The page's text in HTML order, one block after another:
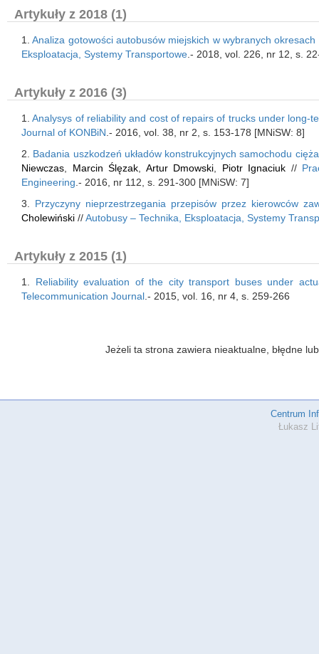
Artykuły z 2018 (1)
1.Analiza gotowości autobusów miejskich w wybranych okresach
Eksploatacja, Systemy Transportowe .- 2018, vol. 226, nr 12, s.
Artykuły z 2016 (3)
1.Analysys of reliability and cost of repairs of trucks under long-
Journal of KONBiN .- 2016, vol. 38, nr 2, s. 153-178 [MNiSW: 8]
2. Badania uszkodzeń układów konstrukcyjnych samochodu
Niewczas
Marcin Ślęzak Artur Dmowski Piotr Ignaciuk //
Engineering .- 2016, nr 112, s. 291-300 [MNiSW: 7]
3. Przyczyny nieprzestrzegania przepisów przez kierowców
Cholewiński //Autobusy – Technika, Eksploatacja, Systemy
Artykuły z 2015 (1)
1. Reliability evaluation of the city transport buses under
Telecommunication Journal .- 2015, vol. 16, nr 4, s. 259-266
Jeżeli ta strona zawiera nieaktualne, błędne
Centrum
Łukasz